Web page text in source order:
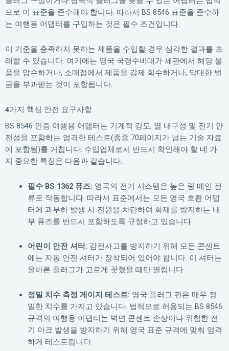
으로 이 표준을 준수해야 합니다. 따라서 BS 8546 표준을 준수하
는 여행용 어댑터를 구입하는 것은 필수 조건입니다.
이 기준을 충족하지 못하는 제품을 수입할 경우 심각한 결과를 초
래할 수 있습니다. 여기에는 영국 국경수비대가 세관에서 해당 물
품을 압수하거나, 소매점에서 제품을 강제 회수하거나, 막대한 벌
금을 부과받는 것이 포함됩니다.
4가지 핵심 안전 요구사항
BS 8546 인증 여행용 어댑터는 기계적 강도, 열 내구성 및 전기 안
전성을 포함하는 엄격한 테스트(종종 70페이지가 넘는 기술 자료
에 포함됨)를 거칩니다. 수입업체로서 반드시 확인해야 할 네 가
지 중요한 특징은 다음과 같습니다.
필수 BS 1362 퓨즈: 영국의 전기 시스템은 높은 링 메인 전
류로 작동합니다. 따라서 표준에서는 모든 영국 호환 어댑
터에 과부하 발생 시 전원을 차단하여 화재를 방지하는 내
부 퓨즈를 반드시 포함하도록 규정하고 있습니다.
어린이 안전 셔터: 감전사고를 방지하기 위해 모든 콘센트
에는 자동 안전 셔터가 장착되어 있어야 합니다. 이 셔터는
올바른 플러그가 고르게 꽂혔을 때만 열립니다.
정밀 치수 측정 게이지 테스트: 영국 플러그 핀은 매우 정
밀한 치수를 가지고 있습니다. 법적으로 허용되는 BS 8546
규격의 여행용 어댑터는 벽면 콘센트 손상이나 위험한 전
기 아크 발생을 방지하기 위해 영국 표준 규격에 맞춰 엄격
하게 테스트됩니다.